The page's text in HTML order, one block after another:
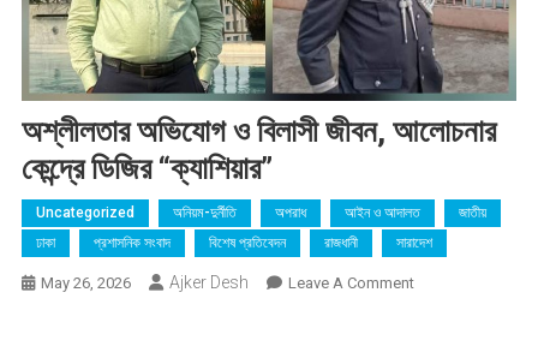
অশ্লীলতার অভিযোগ ও বিলাসী জীবন, আলোচনার
কেন্দ্রে ডিজির “ক্যাশিয়ার”
Uncategorized অনিয়ম-দুর্নীতি অপরাধ আইন ও আদালত
জাতীয়
ঢাকা
প্রশাসনিক সংবাদ বিশেষ প্রতিবেদন রাজধানী সারাদেশ
May 26, 2026 Ajker Desh Leave A CommentOn